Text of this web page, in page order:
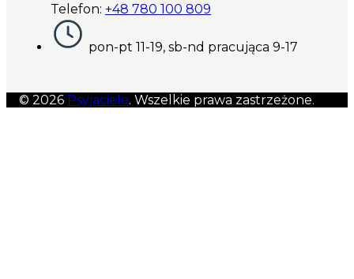
Telefon: +48 780 100 809
pon-pt 11-19, sb-nd pracująca 9-17
© 2026 Psyjaciele. Wszelkie prawa zastrzeżone.